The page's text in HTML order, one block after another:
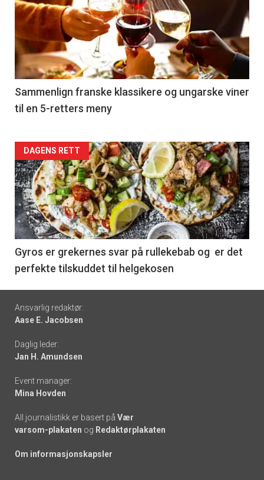
akkurat
nå
-
5
Sammenlign franske klassikere og ungarske viner
til en 5-retters meny
Forsiden
akkurat
nå
-
6
DAGENS RETT
Gyros er grekernes svar på rullekebab og er det
perfekte tilskuddet til helgekosen
Footer
-
links
Ansvarlig redaktør:
Aase E. Jacobsen
Daglig leder:
Jan H. Amundsen
Event manager:
Mina Hovden
All journalistikk er basert på Vær
varsom-plakaten og Redaktørplakaten
Om informasjonskapsler